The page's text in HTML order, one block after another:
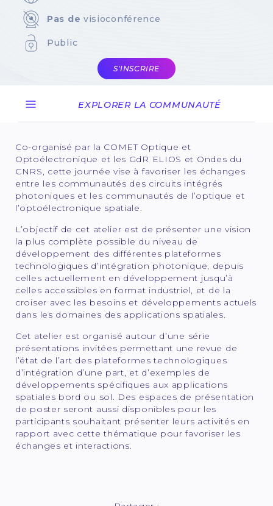
Pas de visioconférence
Public
S'INSCRIRE
EXPLORER LA COMMUNAUTÉ
Co-organisé par la COMET Optique et
Optoélectronique et les GdR ELIOS et Ondes du
CNRS, cette journée vise à favoriser les échanges
entre les communautés des circuits intégrés
photoniques et les communautés de l’optique et
l’optoélectronique spatiale.
L’objectif de cet atelier est de présenter une vision
la plus complète possible du niveau de
développement des différentes plateformes
technologiques d’intégration photonique, depuis
celles actuellement en développement jusqu’à
celles accessibles en format industriel, et de la
croiser avec les besoins et développements actuels
dans les domaines des applications spatiales.
Cet atelier est organisé autour d’une série
présentations invitées permettant une revue de
l’état de l’art des plateformes technologiques
d’intégration d’une part, et d’exemples de
développements spécifiques aux applications
spatiales bord ou sol. Des espaces de présentation
de poster seront aussi disponibles pour les
participants souhaitant présenter leurs activités en
rapport avec cette thématique pour favoriser les
échanges et interactions.